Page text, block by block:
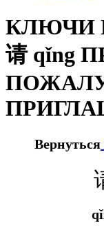
КЛЮЧИ
请 qǐng
Вернуться